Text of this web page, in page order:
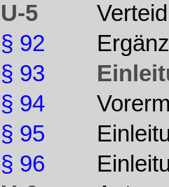
U-5
§ 92
§ 93
§ 94
§ 95
§ 96